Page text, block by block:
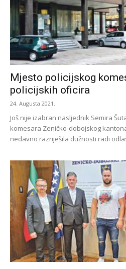
Mjesto policijskog
policijskih oficira
24. Augusta 2021.
Još nije izabran nasljednik Semira
komesara Zeničko-dobojskog
nedavno razriješila dužnosti radi